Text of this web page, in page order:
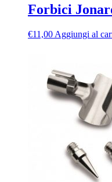
Forbici
€11,00 Aggiungi al